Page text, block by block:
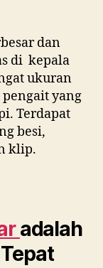
dan
di kepala
ukuran
yang
Terdapat
besi,
klip.
adalah